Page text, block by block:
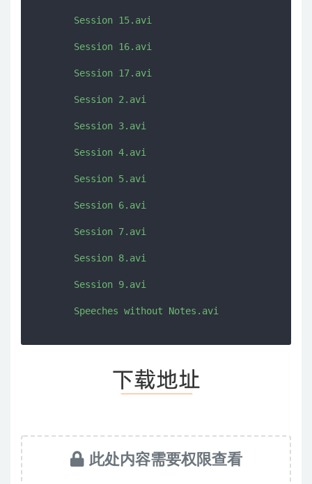
       Session 15.avi
       Session 16.avi
       Session 17.avi
       Session 2.avi
       Session 3.avi
       Session 4.avi
       Session 5.avi
       Session 6.avi
       Session 7.avi
       Session 8.avi
       Session 9.avi
此处内容需要权限查看